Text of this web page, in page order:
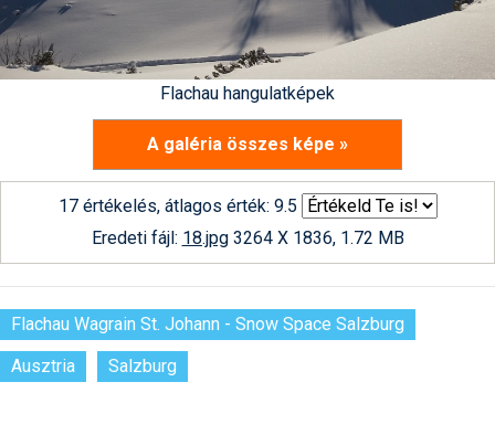
Flachau hangulatképek
A galéria összes képe »
17 értékelés, átlagos érték: 9.5
Eredeti fájl: 18.jpg3264 X 1836, 1.72 MB
Flachau Wagrain St. Johann - Snow Space Salzburg
Ausztria
Salzburg